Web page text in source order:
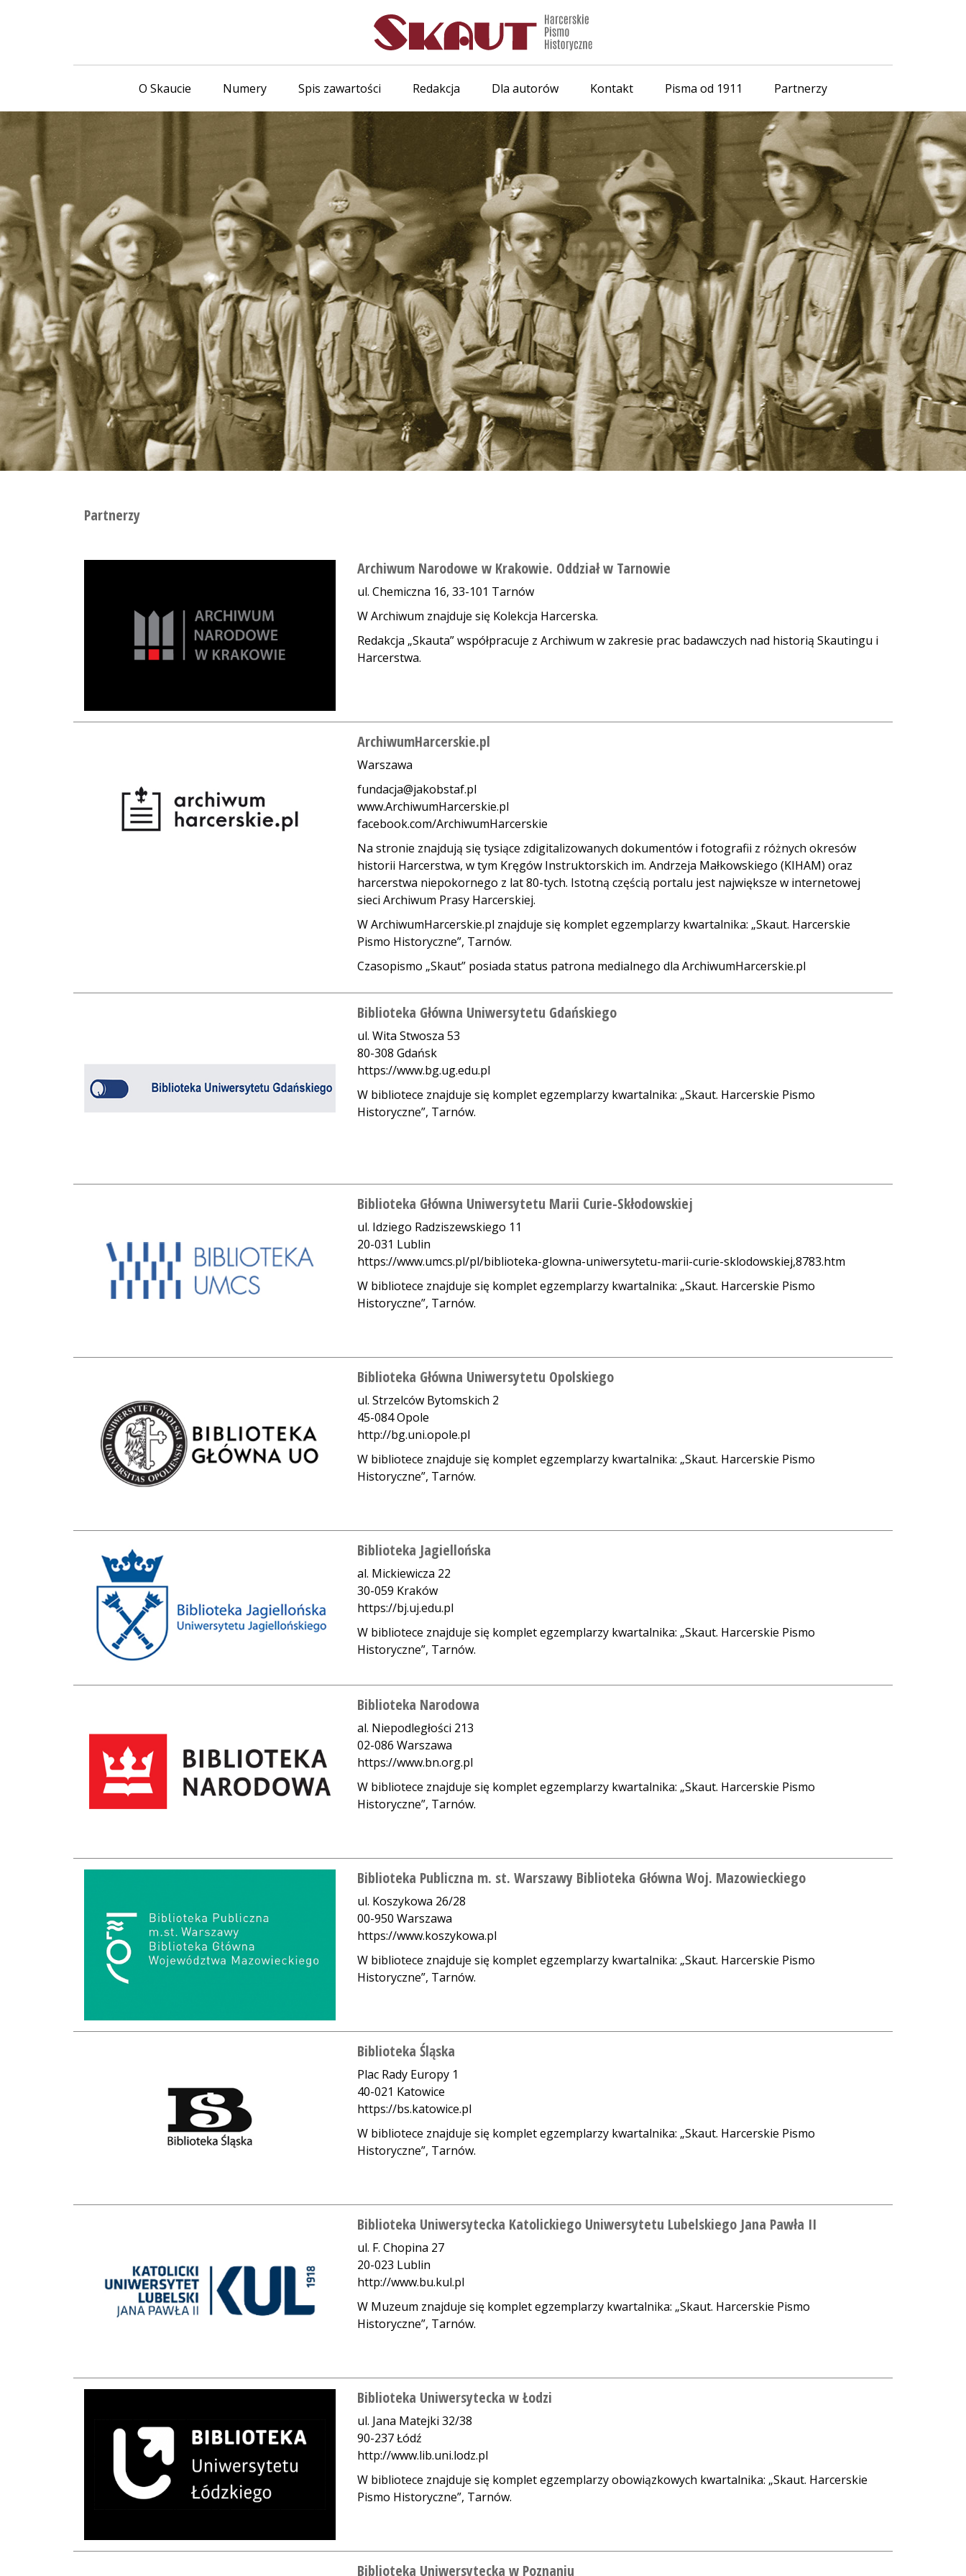
O Skaucie Numery Spis zawartości Redakcja Dla autorów Kontakt Pisma od 1911 Partnerzy
Partnerzy
Archiwum Narodowe w Krakowie. Oddział w Tarnowie
ul. Chemiczna 16, 33-101 Tarnów
W Archiwum znajduje się Kolekcja Harcerska.
Redakcja „Skauta” współpracuje z Archiwum w zakresie prac badawczych nad historią Skautingu i
Harcerstwa.
ArchiwumHarcerskie.pl
Warszawa
fundacja@jakobstaf.pl
www.ArchiwumHarcerskie.pl
facebook.com/ArchiwumHarcerskie
Na stronie znajdują się tysiące zdigitalizowanych dokumentów i fotografii z różnych okresów
historii Harcerstwa, w tym Kręgów Instruktorskich im. Andrzeja Małkowskiego (KIHAM) oraz
harcerstwa niepokornego z lat 80-tych. Istotną częścią portalu jest największe w internetowej
sieci Archiwum Prasy Harcerskiej.
W ArchiwumHarcerskie.pl znajduje się komplet egzemplarzy kwartalnika: „Skaut. Harcerskie
Pismo Historyczne”, Tarnów.
Czasopismo „Skaut” posiada status patrona medialnego dla ArchiwumHarcerskie.pl
Biblioteka Główna Uniwersytetu Gdańskiego
ul. Wita Stwosza 53
80-308 Gdańsk
https://www.bg.ug.edu.pl
W bibliotece znajduje się komplet egzemplarzy kwartalnika: „Skaut. Harcerskie Pismo
Historyczne”, Tarnów.
Biblioteka Główna Uniwersytetu Marii Curie-Skłodowskiej
ul. Idziego Radziszewskiego 11
20-031 Lublin
https://www.umcs.pl/pl/biblioteka-glowna-uniwersytetu-marii-curie-sklodowskiej,8783.htm
W bibliotece znajduje się komplet egzemplarzy kwartalnika: „Skaut. Harcerskie Pismo
Historyczne”, Tarnów.
Biblioteka Główna Uniwersytetu Opolskiego
ul. Strzelców Bytomskich 2
45-084 Opole
http://bg.uni.opole.pl
W bibliotece znajduje się komplet egzemplarzy kwartalnika: „Skaut. Harcerskie Pismo
Historyczne”, Tarnów.
Biblioteka Jagiellońska
al. Mickiewicza 22
30-059 Kraków
https://bj.uj.edu.pl
W bibliotece znajduje się komplet egzemplarzy kwartalnika: „Skaut. Harcerskie Pismo
Historyczne”, Tarnów.
Biblioteka Narodowa
al. Niepodległości 213
02-086 Warszawa
https://www.bn.org.pl
W bibliotece znajduje się komplet egzemplarzy kwartalnika: „Skaut. Harcerskie Pismo
Historyczne”, Tarnów.
Biblioteka Publiczna m. st. Warszawy Biblioteka Główna Woj. Mazowieckiego
ul. Koszykowa 26/28
00-950 Warszawa
https://www.koszykowa.pl
W bibliotece znajduje się komplet egzemplarzy kwartalnika: „Skaut. Harcerskie Pismo
Historyczne”, Tarnów.
Biblioteka Śląska
Plac Rady Europy 1
40-021 Katowice
https://bs.katowice.pl
W bibliotece znajduje się komplet egzemplarzy kwartalnika: „Skaut. Harcerskie Pismo
Historyczne”, Tarnów.
Biblioteka Uniwersytecka Katolickiego Uniwersytetu Lubelskiego Jana Pawła II
ul. F. Chopina 27
20-023 Lublin
http://www.bu.kul.pl
W Muzeum znajduje się komplet egzemplarzy kwartalnika: „Skaut. Harcerskie Pismo
Historyczne”, Tarnów.
Biblioteka Uniwersytecka w Łodzi
ul. Jana Matejki 32/38
90-237 Łódź
http://www.lib.uni.lodz.pl
W bibliotece znajduje się komplet egzemplarzy obowiązkowych kwartalnika: „Skaut. Harcerskie
Pismo Historyczne”, Tarnów.
Biblioteka Uniwersytecka w Poznaniu